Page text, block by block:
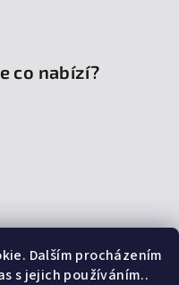
Dalším procházením
s jejich používáním..
co nabízí?